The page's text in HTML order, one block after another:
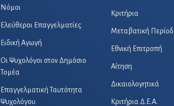
Νόμοι
Ελεύθεροι Επαγγελματίες
Ειδική Αγωγή
Οι Ψυχολόγοι στον Δημόσιο
Τομέα
Επαγγελματική Ταυτότητα
Ψυχολόγου
Κριτήρια
Μεταβατική
Εθνική Επιτροπή
Αίτηση
Δικαιολογητικά
Κριτήρια Δ.Ε.Α.